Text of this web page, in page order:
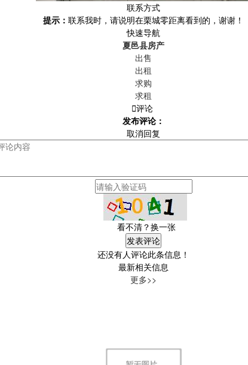
联系方式
提示： 联系我时，请说明在栗城零距离看到的，谢谢！
快速导航
夏邑县房产
出售
出租
求购
求租
评论
发布评论：
取消回复
看不清？换一张
还没有人评论此条信息！
最新相关信息
更多>>